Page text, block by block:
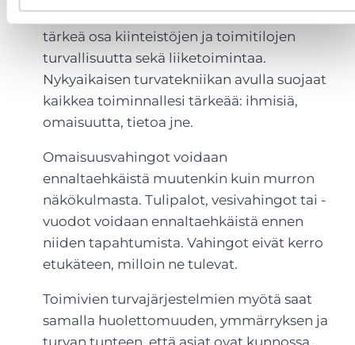
Erilaiset turvatekniikan järjestelmät ovat
tärkeä osa kiinteistöjen ja toimitilojen
turvallisuutta sekä liiketoimintaa.
Nykyaikaisen turvatekniikan avulla suojaat
kaikkea toiminnallesi tärkeää: ihmisiä,
omaisuutta, tietoa jne.
Omaisuusvahingot voidaan
ennaltaehkäistä muutenkin kuin murron
näkökulmasta. Tulipalot, vesivahingot tai -
vuodot voidaan ennaltaehkäistä ennen
niiden tapahtumista. Vahingot eivät kerro
etukäteen, milloin ne tulevat.
Toimivien turvajärjestelmien myötä saat
samalla huolettomuuden, ymmärryksen ja